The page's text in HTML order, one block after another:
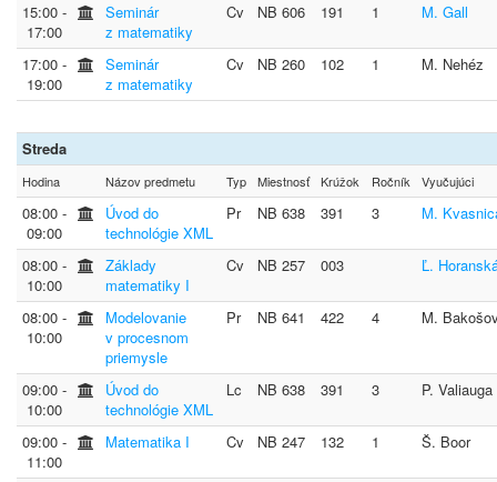
15:00 ‐
17:00
Seminár
z matematiky
Cv NB 606 191 1 M. Gall
17:00 ‐
19:00
Seminár
z matematiky
Cv NB 260 102 1 M. Nehéz
Streda
Hodina Názov predmetu Typ Miestnosť Krúžok Ročník Vyučujúci
08:00 ‐
09:00
Úvod do
technológie XML
Pr NB 638 391 3 M.
08:00 ‐
10:00
Základy
matematiky I
Cv NB 257 003 Ľ.
08:00 ‐
10:00
Modelovanie
v procesnom
priemysle
Pr NB 641 422 4 M.
09:00 ‐
10:00
Úvod do
technológie XML
Lc NB 638 391 3 P. Valiauga
09:00 ‐
11:00
Matematika I Cv NB 247 132 1 Š. Boor